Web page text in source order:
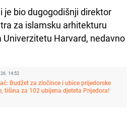
je bio dugogodišnji direktor
za islamsku arhitekturu
Univerzitetu Harvard, nedavno
14:52
Budžet za zločince i ubice prijedorske
tišina za 102 ubijena djeteta Prijedora!